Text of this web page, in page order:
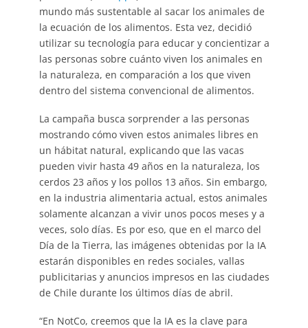
mundo más sustentable al sacar los animales de
la ecuación de los alimentos. Esta vez, decidió
utilizar su tecnología para educar y concientizar a
las personas sobre cuánto viven los animales en
la naturaleza, en comparación a los que viven
dentro del sistema convencional de alimentos.
La campaña busca sorprender a las personas
mostrando cómo viven estos animales libres en
un hábitat natural, explicando que las vacas
pueden vivir hasta 49 años en la naturaleza, los
cerdos 23 años y los pollos 13 años. Sin embargo,
en la industria alimentaria actual, estos animales
solamente alcanzan a vivir unos pocos meses y a
veces, solo días. Es por eso, que en el marco del
Día de la Tierra, las imágenes obtenidas por la IA
estarán disponibles en redes sociales, vallas
publicitarias y anuncios impresos en las ciudades
de Chile durante los últimos días de abril.
“En NotCo, creemos que la IA es la clave para